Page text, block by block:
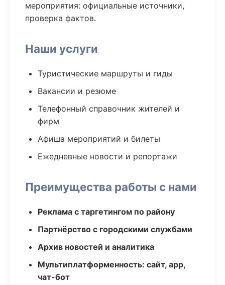
мероприятия: официальные источники,
проверка фактов.
Наши услуги
Туристические маршруты и гиды
Вакансии и резюме
Телефонный справочник жителей и
фирм
Афиша мероприятий и билеты
Ежедневные новости и репортажи
Преимущества работы с нами
Реклама с таргетингом по району
Партнёрство с городскими службами
Архив новостей и аналитика
Мультиплатформенность: сайт, app,
чат-бот